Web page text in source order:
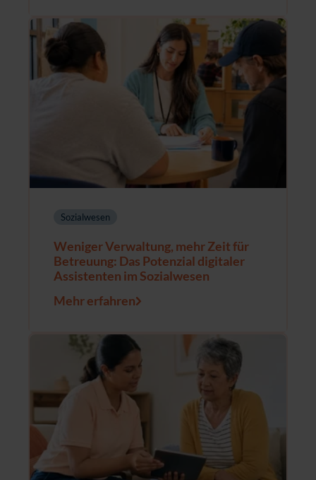
Sozialwesen
Weniger Verwaltung, mehr Zeit für
Betreuung: Das Potenzial digitaler
Assistenten im Sozialwesen
Mehr erfahren